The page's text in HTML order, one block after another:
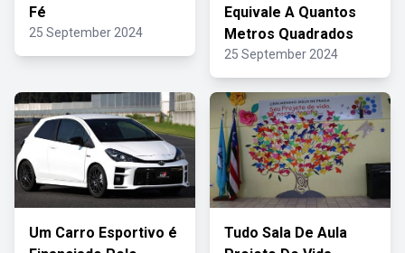
Fé
25 September 2024
Equivale A Quantos
Metros Quadrados
25 September 2024
Um Carro Esportivo é
Tudo Sala De Aula